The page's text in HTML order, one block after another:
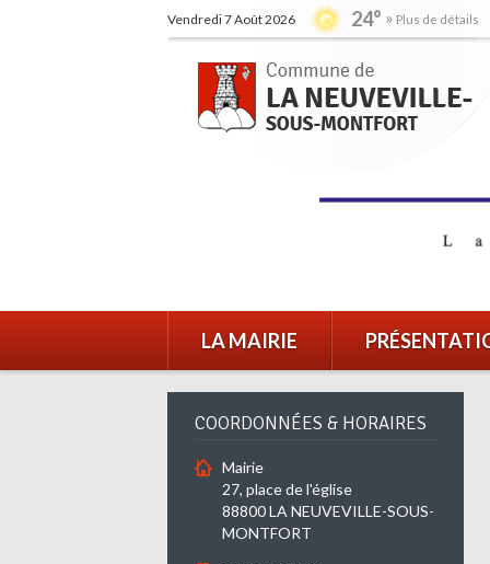
Vendredi 7 Août 2026 24° Plus de détails
LA MAIRIE
COORDONNÉES & HORAIRES
Mairie
27, place de l'église
88800 LA NEUVEVILLE-SOUS-
MONTFORT